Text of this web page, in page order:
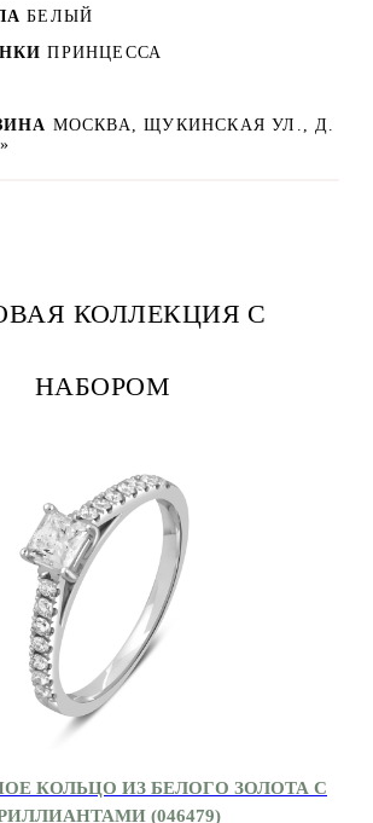
БЕЛЫЙ
ПРИНЦЕССА
МОСКВА, ЩУКИНСКАЯ УЛ., Д.
КОЛЛЕКЦИЯ С
НАБОРОМ
КОЛЬЦО ИЗ БЕЛОГО ЗОЛОТА С
(046479)